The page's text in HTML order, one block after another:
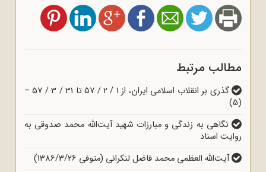
مطالب مرتبط
گذری بر انقلاب اسلامی ایران، از 1 / 2 / 57 تا 31 / 3 / 57 –
(5)
نگاهی به زندگی و مبارزات شهید آیت‌الله محمد صدوقی به
روایت اسناد
آیت‌الله العظمی محمد فاضل لنکرانی (متوفی 1386/3/26)